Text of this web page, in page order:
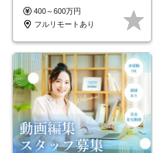
600万円可
400～600万円
フルリモートあり